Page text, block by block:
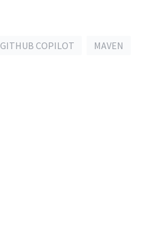
GITHUB COPILOT
MAVEN